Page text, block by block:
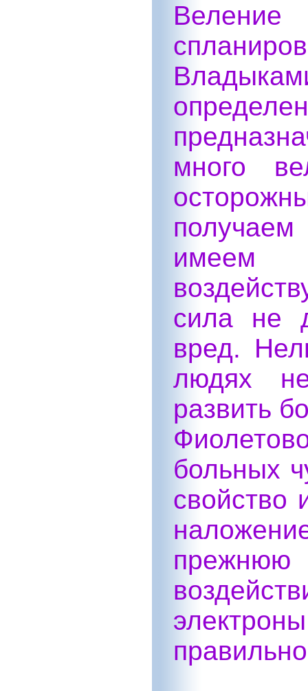
много
имеем
сила не
вред.
людях
развить
больных
свойство